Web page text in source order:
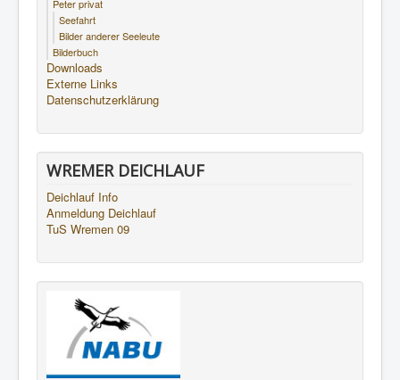
Peter privat
Seefahrt
Bilder anderer Seeleute
Bilderbuch
Downloads
Externe Links
Datenschutzerklärung
WREMER DEICHLAUF
Deichlauf Info
Anmeldung Deichlauf
TuS Wremen 09